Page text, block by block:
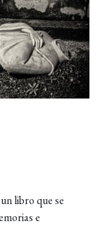
libro que se
e